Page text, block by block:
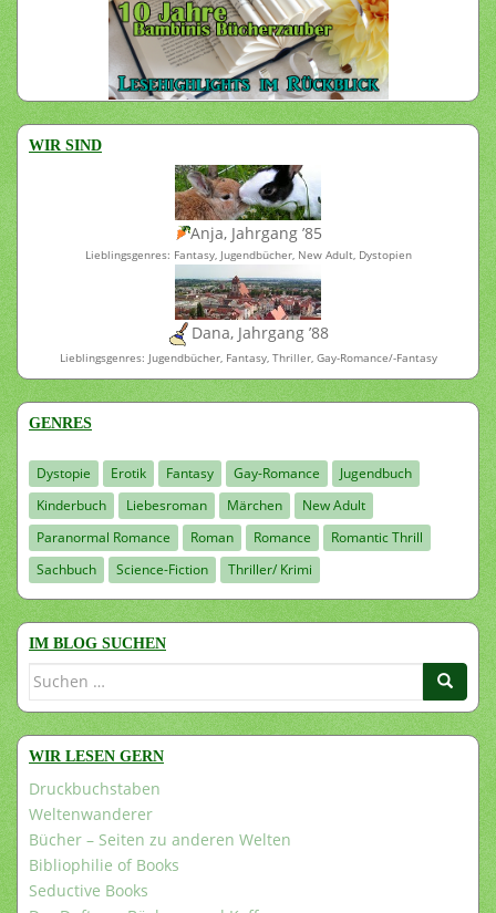
WIR SIND
Anja, Jahrgang ’85
Lieblingsgenres: Fantasy, Jugendbücher, New Adult, Dystopien
Dana, Jahrgang ’88
Lieblingsgenres: Jugendbücher, Fantasy, Thriller, Gay-Romance/-Fantasy
GENRES
Dystopie Erotik Fantasy Gay-Romance
Jugendbuch
Kinderbuch
Liebesroman Märchen
New Adult
Paranormal Romance
Roman Romance
Romantic Thrill
Sachbuch
Science-Fiction Thriller/ Krimi
IM BLOG SUCHEN
Suchen
WIR LESEN GERN
Druckbuchstaben
Weltenwanderer
Bücher – Seiten zu anderen Welten
Bibliophilie of Books
Seductive Books